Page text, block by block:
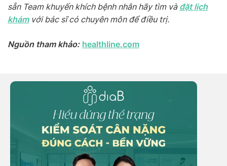
sẵn Team khuyến khích bệnh nhân hãy tìm và đặt lịch
khámvới bác sĩ có chuyên môn để điều trị.
Nguồn tham khảo: healthline.com